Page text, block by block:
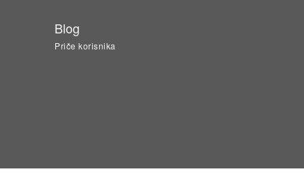
Blog
Priče korisnika